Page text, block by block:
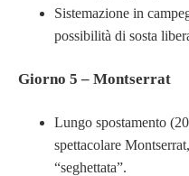
Sistemazione in
possibilità di sosta
Giorno 5 – Montserrat
Lungo spostamento
spettacolare
“seghettata”.